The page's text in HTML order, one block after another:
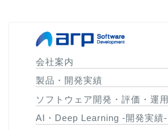
会社案内
製品・開発実績
ソフトウェア開発・評価・運用
AI・Deep Learning -開発実績-